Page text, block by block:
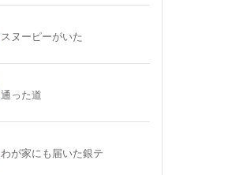
スヌーピーがいた
通った道
わが家にも届いた銀テ